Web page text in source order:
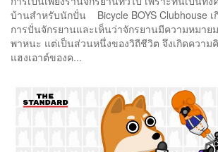
บ้านสำหรับนักปั่น Bicycle BOYS Clubhouse
การปั่นจักรยานและเห็นว่าจักรยานมีความหมาย
พาหนะ แต่เป็นส่วนหนึ่งของวิถีชีวิต จึงเกิดควา
แฮงเอาต์ของค...